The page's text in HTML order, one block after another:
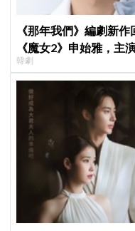
《那年我們》編劇新
《魔女2》申始雅，主
韓劇